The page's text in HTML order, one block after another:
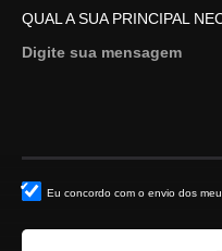
QUAL A SUA PRINCIPAL
Eu concordo com o envio dos